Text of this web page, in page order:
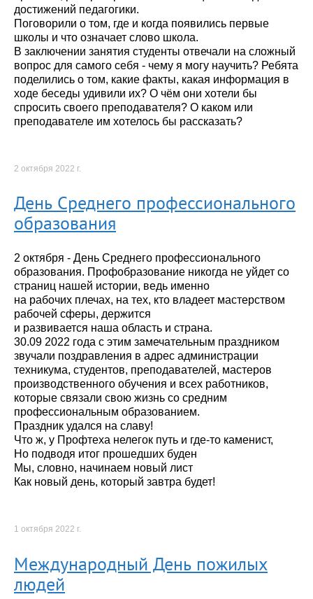
достижений педагогики.
Поговорили о том, где и когда появились первые
школы и что означает слово школа.
В заключении занятия студенты отвечали на сложный
вопрос для самого себя - чему я могу научить? Ребята
поделились о том, какие факты, какая информация в
ходе беседы удивили их? О чём они хотели бы
спросить своего преподавателя? О каком или
преподавателе им хотелось бы рассказать?
2 октября 2022 г.
День Среднего профессионального
образования
2 октября - День Среднего профессионального
образования. Профобразование никогда не уйдет со
страниц нашей истории, ведь именно
на рабочих плечах, на тех, кто владеет мастерством
рабочей сферы, держится
и развивается наша область и страна.
30.09 2022 года с этим замечательным праздником
звучали поздравления в адрес администрации
техникума, студентов, преподавателей, мастеров
производственного обучения и всех работников,
которые связали свою жизнь со средним
профессиональным образованием.
Праздник удался на славу!
Что ж, у Профтеха нелегок путь и где-то каменист,
Но подводя итог прошедших буден
Мы, словно, начинаем новый лист
Как новый день, который завтра будет!
1 октября 2022 г.
Международный День пожилых
людей